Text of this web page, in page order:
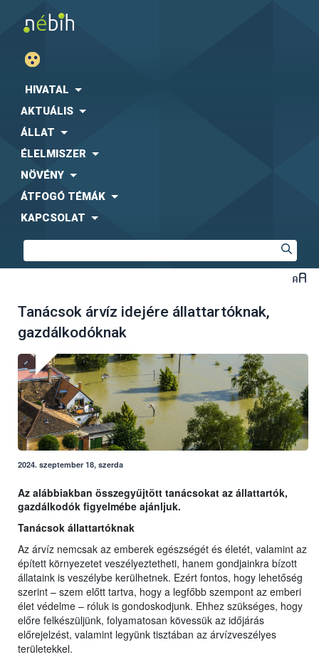
HIVATAL
AKTUÁLIS
ÁLLAT
ÉLELMISZER
NÖVÉNY
ÁTFOGÓ TÉMÁK
KAPCSOLAT
Tanácsok árvíz idejére állattartóknak,
gazdálkodóknak
2024. szeptember 18, szerda
Az alábbiakban összegyűjtött tanácsokat az állattartók,
gazdálkodók figyelmébe ajánljuk.
Tanácsok állattartóknak
Az árvíz nemcsak az emberek egészségét és életét, valamint az
épített környezetet veszélyeztetheti, hanem gondjainkra bízott
állataink is veszélybe kerülhetnek. Ezért fontos, hogy lehetőség
szerint – szem előtt tartva, hogy a legfőbb szempont az emberi
élet védelme – róluk is gondoskodjunk. Ehhez szükséges, hogy
előre felkészüljünk, folyamatosan kövessük az időjárás
előrejelzést, valamint legyünk tisztában az árvízveszélyes
területekkel.